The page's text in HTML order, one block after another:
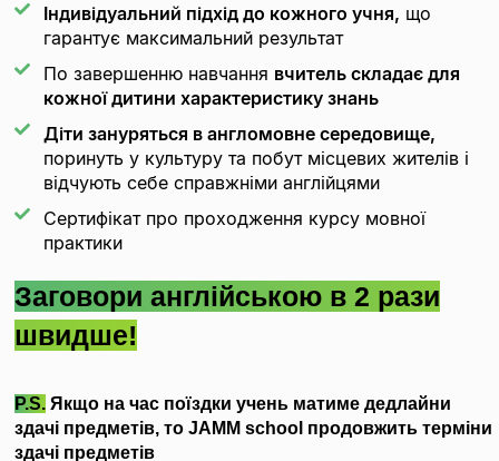
Індивідуальний підхід до кожного учня, що
гарантує максимальний результат
По завершенню навчання вчитель складає для
кожної дитини характеристику знань
Діти зануряться в англомовне середовище,
поринуть у культуру та побут місцевих жителів і
відчують себе справжніми англійцями
Сертифікат про проходження курсу мовної
практики
Заговори англійською в 2 рази
швидше!
P.S. Якщо на час поїздки учень матиме дедлайни
здачі предметів, то JAMM school продовжить терміни
здачі предметів